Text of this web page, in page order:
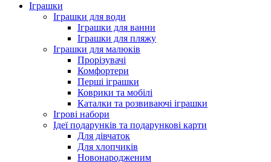
Іграшки
Іграшки для води
Іграшки для ванни
Іграшки для пляжу
Іграшки для малюків
Прорізувачі
Комфортери
Перші іграшки
Коврики та мобілі
Каталки та розвиваючі іграшки
Ігрові набори
Ідеї ​​подарунків та подарункові карти
Для дівчаток
Для хлопчиків
Новонародженим